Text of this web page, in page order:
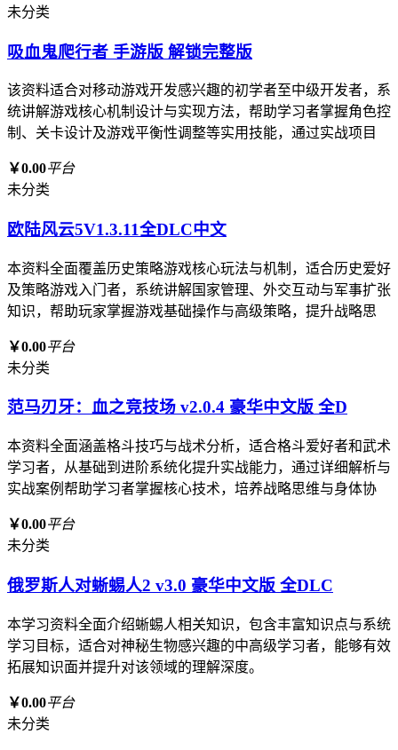
未分类
吸血鬼爬行者 手游版 解锁完整版
该资料适合对移动游戏开发感兴趣的初学者至中级开发者，系
统讲解游戏核心机制设计与实现方法，帮助学习者掌握角色控
制、关卡设计及游戏平衡性调整等实用技能，通过实战项目
￥0.00平台
未分类
欧陆风云5V1.3.11全DLC中文
本资料全面覆盖历史策略游戏核心玩法与机制，适合历史爱好
及策略游戏入门者，系统讲解国家管理、外交互动与军事扩张
知识，帮助玩家掌握游戏基础操作与高级策略，提升战略思
￥0.00平台
未分类
范马刃牙：血之竞技场 v2.0.4 豪华中文版 全D
本资料全面涵盖格斗技巧与战术分析，适合格斗爱好者和武术
学习者，从基础到进阶系统化提升实战能力，通过详细解析与
实战案例帮助学习者掌握核心技术，培养战略思维与身体协
￥0.00平台
未分类
俄罗斯人对蜥蜴人2 v3.0 豪华中文版 全DLC
本学习资料全面介绍蜥蜴人相关知识，包含丰富知识点与系统
学习目标，适合对神秘生物感兴趣的中高级学习者，能够有效
拓展知识面并提升对该领域的理解深度。
￥0.00平台
未分类